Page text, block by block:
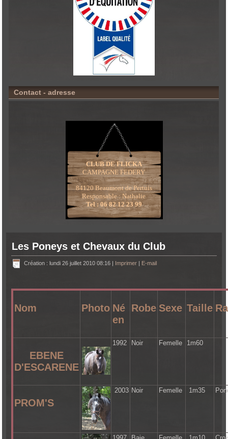
Contact - adresse
CLUB DE FLICKA
CAMPAGNE FEDERY
84120 Beaumont de Pertuis
Responsable : Nathalie
Tel : 06 82 12 23 99
Les Poneys et Chevaux du Club
Création : lundi 26 juillet 2010 08:16 | Imprimer | E-mail
Nom Photo Né
en
Robe Sexe Taille
EBENE
D'ESCARENE
1992 Noir Femelle 1m60
PROM'S
2003 Noir Femelle 1m35